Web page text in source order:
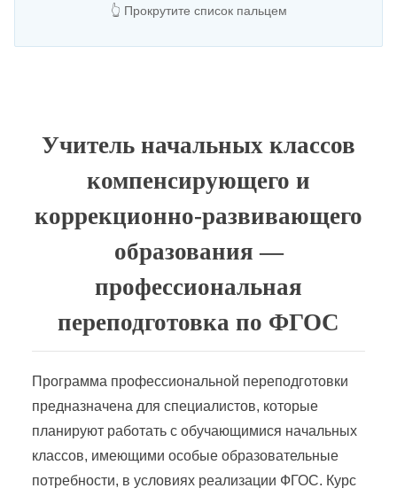
👆 Прокрутите список пальцем
Учитель начальных классов
компенсирующего и
коррекционно-развивающего
образования —
профессиональная
переподготовка по ФГОС
Программа профессиональной переподготовки
предназначена для специалистов, которые
планируют работать с обучающимися начальных
классов, имеющими особые образовательные
потребности, в условиях реализации ФГОС. Курс